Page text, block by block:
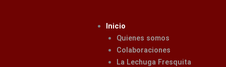
Inicio
Quienes somos
Colaboraciones
La Lechuga Fresquita